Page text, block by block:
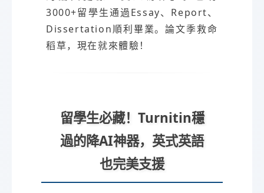
3000+留學生通過Essay、Report、
Dissertation順利畢業。論文季救命
稻草，現在就來體驗！
留學生必藏！Turnitin穩
過的降AI神器，英式英語
也完美支援